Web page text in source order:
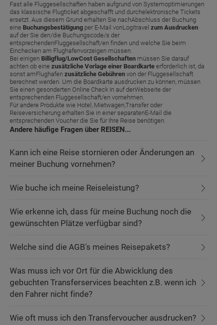
Fast alle Fluggesellschaften haben aufgrund von Systemoptimierungen
das klassische Flugticket abgeschafft und durchelektronische Tickets
ersetzt. Aus diesem Grund erhalten Sie nachAbschluss der Buchung
eine Buchungsbestätigung per E-Mail vonLogitravel zum Ausdrucken
auf der Sie den/die Buchungscode/s der
entsprechendenFluggesellschaft/en finden und welche Sie beim
Einchecken am Flughafenvorzeigen müssen.
Bei einigen Billigflug/LowCost Gesellschaften müssen Sie darauf
achten ob eine zusätzliche Vorlage einer Boardkarte erforderlich ist, da
sonst amFlughafen zusätzliche Gebühren von der Fluggesellschaft
berechnet werden. Um die Boardkarte ausdrucken zu können, müssen
Sie einen gesonderten Online Check In auf derWebseite der
entsprechenden Fluggesellschaft/en vornehmen.
Für andere Produkte wie Hotel, Mietwagen,Transfer oder
Reiseversicherung erhalten Sie in einer separatenE-Mail die
entsprechenden Voucher die Sie für Ihre Reise benötigen.
Andere häufige Fragen über REISEN...
Kann ich eine Reise stornieren oder Änderungen an
meiner Buchung vornehmen?
Wie buche ich meine Reiseleistung?
Wie erkenne ich, dass für meine Buchung noch die
gewünschten Plätze verfügbar sind?
Welche sind die AGB's meines Reisepakets?
Was muss ich vor Ort für die Abwicklung des
gebuchten Transferservices beachten z.B. wenn ich
den Fahrer nicht finde?
Wie oft muss ich den Transfervoucher ausdrucken?